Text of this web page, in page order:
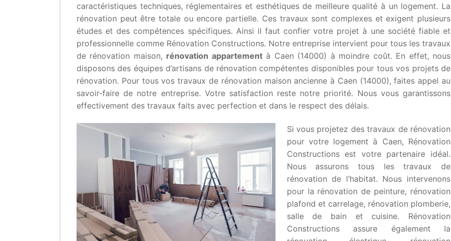
caractéristiques techniques, réglementaires et esthétiques de meilleure qualité à un logement. La
rénovation peut être totale ou encore partielle. Ces travaux sont complexes et exigent plusieurs
études et des compétences spécifiques. Ainsi il faut confier votre projet à une société fiable et
professionnelle comme Rénovation Constructions. Notre entreprise intervient pour tous les travaux
de rénovation maison, rénovation appartementà Caen (14000) à moindre coût. En effet, nous
disposons des équipes d’artisans de rénovation compétentes disponibles pour tous vos projets de
rénovation. Pour tous vos travaux de rénovation maison ancienne à Caen (14000), faites appel au
savoir-faire de notre entreprise. Votre satisfaction reste notre priorité. Nous vous garantissons
effectivement des travaux faits avec perfection et dans le respect des délais.
Si vous projetez des travaux de rénovation
pour votre logement à Caen, Rénovation
Constructions est votre partenaire idéal.
Nous assurons tous les travaux de
rénovation de l’habitat. Nous intervenons
pour la rénovation de peinture, rénovation
plafond et carrelage, rénovation plomberie,
salle de bain et cuisine. Rénovation
Constructions assure également la